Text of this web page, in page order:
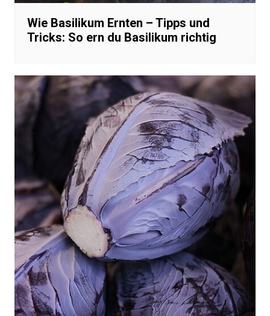
Wie Basilikum Ernten – Tipps und
Tricks: So ern du Basilikum richtig